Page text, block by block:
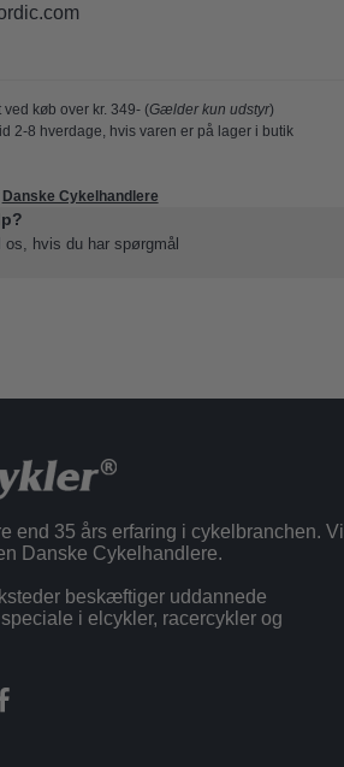
ved køb over kr. 349- (Gælder kun udstyr)
2-8 hverdage, hvis varen er på lager i butik
Danske Cykelhandlere
hvis du har spørgmål
end 35 års erfaring i cykelbranchen. Vi
Danske Cykelhandlere.
beskæftiger uddannede
i elcykler, racercykler og